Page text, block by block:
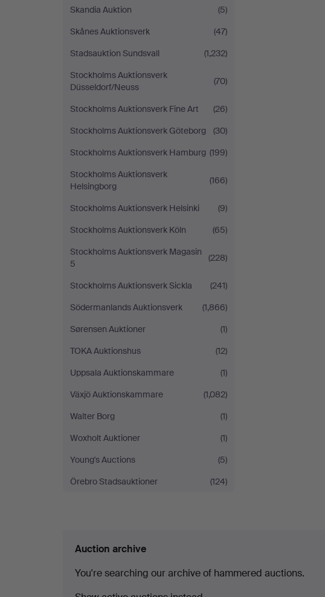
Skandia Auktion
(5)
Skånes Auktionsverk
(47)
Stadsauktion Sundsvall
(1,232)
Stockholms Auktionsverk
Düsseldorf/Neuss
(70)
Stockholms Auktionsverk Fine Art
(26)
Stockholms Auktionsverk Göteborg
(30)
Stockholms Auktionsverk Hamburg (199)
Stockholms Auktionsverk
Helsingborg
(166)
Stockholms Auktionsverk Helsinki
(9)
Stockholms Auktionsverk Köln
(65)
Stockholms Auktionsverk Magasin
5
(228)
Stockholms Auktionsverk Sickla
(241)
Södermanlands Auktionsverk
(1,866)
Sørensen Auktioner
(1)
TOKA Auktionshus
(12)
Uppsala Auktionskammare
(1)
Växjö Auktionskammare
(1,082)
Walter Borg
(1)
Woxholt Auktioner
(1)
Young's Auctions
(5)
Örebro Stadsauktioner
(124)
Auction archive
You're searching our archive of hammered auctions.